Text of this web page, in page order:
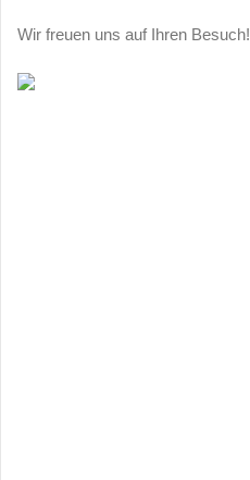
Wir freuen uns auf Ihren Besuch!